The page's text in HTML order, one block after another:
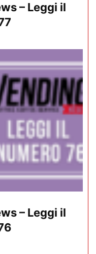
– Leggi il
– Leggi il